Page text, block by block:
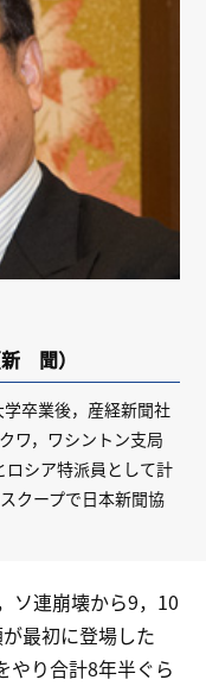
新 聞）
卒業後，産経新聞社
ワ，ワシントン支局
ロシア特派員として計
クープで日本新聞協
ソ連崩壊から9，10
最初に登場した
やり合計8年半ぐら